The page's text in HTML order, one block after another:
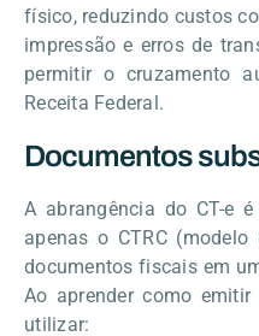
físico, reduzindo custos
impressão e erros de
permitir o cruzamento
Receita Federal.
Documentos
A abrangência do CT-e
apenas o CTRC
documentos fiscais em
Ao aprender como emitir
utilizar: